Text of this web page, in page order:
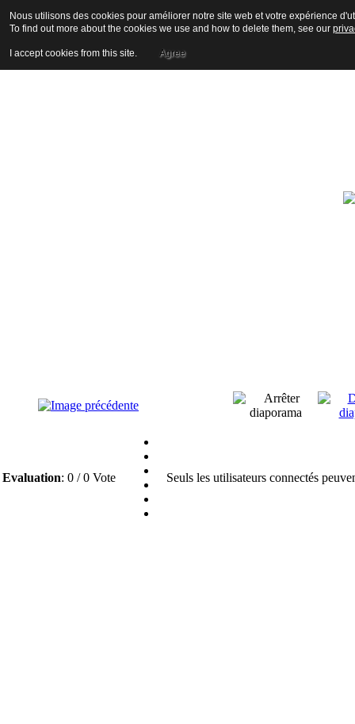
Evaluation: 0 / 0 Vote Seuls les utilisateurs connectés
Nous utilisons des cookies pour améliorer notre site web et votre expérience
To find out more about the cookies we use and how to delete them, see our
I accept cookies from this site. Agree